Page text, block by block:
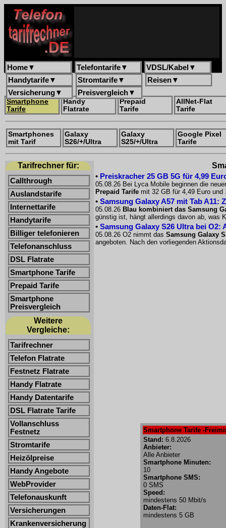
Home▼ Telefontarife▼ VDSL/Kabel ▼
Handytarife▼ Stromtarife▼ Reisen▼
Versicherung▼ Preisvergleich▼
Smartphone
Tarife
Handy
Flatrate
Prepaid
Tarife
AllNet-Flat
Tarife
Smartphones
mit Tarif
Galaxy
S26/+/Ultra
Galaxy
S25/+/Ultra
Google Pixel
Tarife
Tarifrechner für:
Callthrough
Auslandstarife
Internettarife
Handytarife
Billiger telefonieren
Telefonanschluss
DSL Flatrate
Smartphone Tarife
Prepaid Tarife
Smartphone
Preisvergleich
Weitere
Vergleiche:
Tarifrechner
Telefon Flatrate
Festnetz Flatrate
Handy Flatrate
Handy Datentarife
DSL Flatrate Tarife
Vollanschluss
Festnetz
Stromtarife
Heizölpreise
Handy Angebote
WebProvider
Telefonauskunft
Versicherungen
Krankenversicherung
• Preiskracher 25 GB 5G für 4,99
05.08.26 Bei Lyca Mobile beginnen die
Prepaid Tarife mit 32 GB für 4,49 Euro
• Samsung Galaxy A57 mit Tab A11:
05.08.26 Blau kombiniert das Samsung
günstig ist, hängt allerdings davon ab, was
• Samsung Galaxy S26 Ultra bei O2:
05.08.26 O2 nimmt das Samsung Galaxy
angeboten. Nach den vorliegenden
Smartphone Tarife -
Stand: 6.8.2026
Anbieter:
Alle Anbieter
Smartphone Minuten:
10
Smartphone SMS:
0 SMS
Speed:
mindestens 50 Mbit/s
Daten-Flat:
mindestens 5 GB